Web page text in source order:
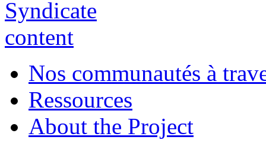
Nos communautés à
Ressources
About the Project